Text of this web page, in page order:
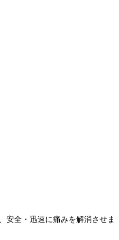
安全・迅速に痛みを解消させま